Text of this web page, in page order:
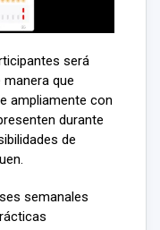
será
que
ampliamente con
durante
de
semanales